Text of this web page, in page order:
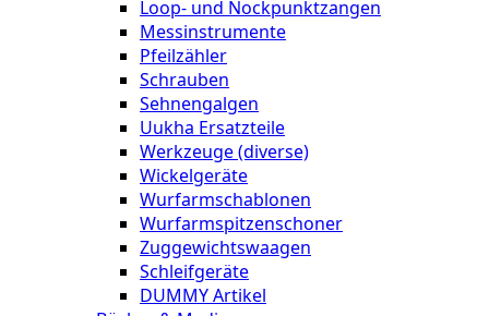
Loop- und Nockpunktzangen
Messinstrumente
Pfeilzähler
Schrauben
Sehnengalgen
Uukha Ersatzteile
Werkzeuge (diverse)
Wickelgeräte
Wurfarmschablonen
Wurfarmspitzenschoner
Zuggewichtswaagen
Schleifgeräte
DUMMY Artikel